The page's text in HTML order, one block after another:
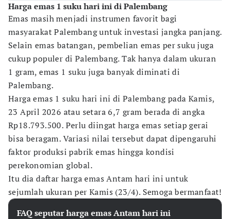
Harga emas 1 suku hari ini di Palembang
Emas masih menjadi instrumen favorit bagi
masyarakat Palembang untuk investasi jangka panjang.
Selain emas batangan, pembelian emas per suku juga
cukup populer di Palembang. Tak hanya dalam ukuran
1 gram, emas 1 suku juga banyak diminati di
Palembang.
Harga emas 1 suku hari ini di Palembang pada Kamis,
23 April 2026 atau setara 6,7 gram berada di angka
Rp18.793.500. Perlu diingat harga emas setiap gerai
bisa beragam. Variasi nilai tersebut dapat dipengaruhi
faktor produksi pabrik emas hingga kondisi
perekonomian global.
Itu dia daftar harga emas Antam hari ini untuk
sejumlah ukuran per Kamis (23/4). Semoga bermanfaat!
FAQ seputar harga emas Antam hari ini